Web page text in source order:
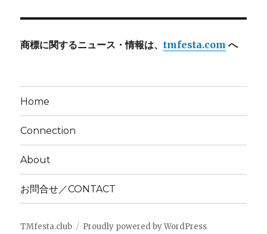
商標に関するニュース・情報は、tmfesta.com へ
Home
Connection
About
お問合せ／CONTACT
TMfesta.club Proudly powered by WordPress